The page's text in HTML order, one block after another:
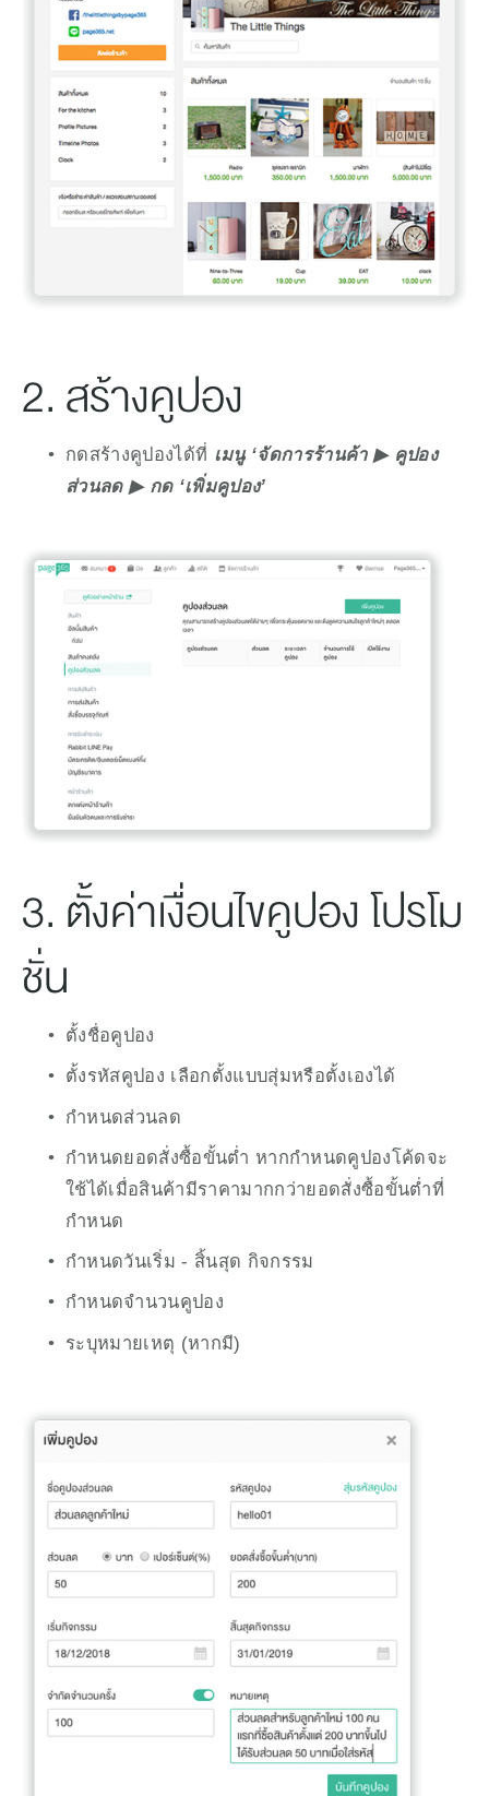
2. สร้างคูปอง
กดสร้างคูปองได้ที่ เมนู ‘จัดการร้านค้า ▶︎ คูปอง
ส่วนลด ▶︎ กด ‘เพิ่มคูปอง’
3. ตั้งค่าเงื่อนไขคูปอง โปรโม
ชั่น
ตั้งชื่อคูปอง
ตั้งรหัสคูปอง เลือกตั้งแบบสุ่มหรือตั้งเองได้
กำหนดส่วนลด
กำหนดยอดสั่งซื้อขั้นต่ำ หากกำหนดคูปองโค้ดจะ
ใช้ได้เมื่อสินค้ามีราคามากกว่ายอดสั่งซื้อขั้นต่ำที่
กำหนด
กำหนดวันเริ่ม - สิ้นสุด กิจกรรม
กำหนดจำนวนคูปอง
ระบุหมายเหตุ (หากมี)